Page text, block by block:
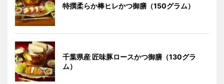
特撰柔らか棒ヒレかつ御膳（150グラム）
千葉県産 匠味豚ロースかつ御膳（130グラ
ム）